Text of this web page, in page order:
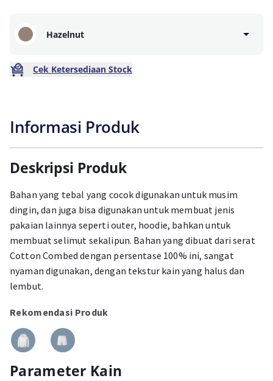
Hazelnut
Cek Ketersediaan Stock
Informasi Produk
Deskripsi Produk
Bahan yang tebal yang cocok digunakan untuk musim
dingin, dan juga bisa digunakan untuk membuat jenis
pakaian lainnya seperti outer, hoodie, bahkan untuk
membuat selimut sekalipun. Bahan yang dibuat dari serat
Cotton Combed dengan persentase 100% ini, sangat
nyaman digunakan, dengan tekstur kain yang halus dan
lembut.
Rekomendasi Produk
Parameter Kain